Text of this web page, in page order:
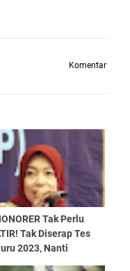
Komentar
Tak Perlu
Tak Diserap Tes
2023, Nanti